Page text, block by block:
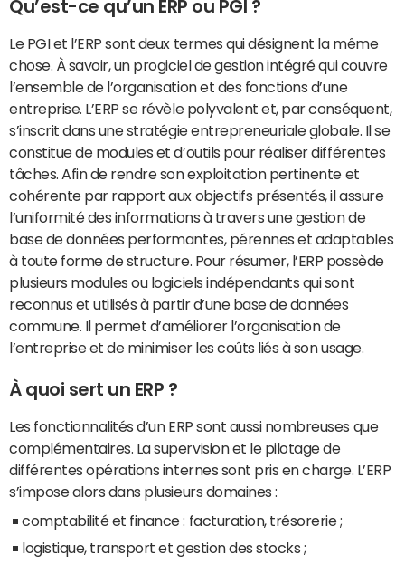
Qu’est-ce qu’un ERP ou PGI ?
Le PGI et l’ERP sont deux termes qui désignent la même
chose. À savoir, un progiciel de gestion intégré qui couvre
l’ensemble de l’organisation et des fonctions d’une
entreprise. L’ERP se révèle polyvalent et, par conséquent,
s’inscrit dans une stratégie entrepreneuriale globale. Il se
constitue de modules et d’outils pour réaliser différentes
tâches. Afin de rendre son exploitation pertinente et
cohérente par rapport aux objectifs présentés, il assure
l’uniformité des informations à travers une gestion de
base de données performantes, pérennes et adaptables
à toute forme de structure. Pour résumer, l’ERP possède
plusieurs modules ou logiciels indépendants qui sont
reconnus et utilisés à partir d’une base de données
commune. Il permet d’améliorer l’organisation de
l’entreprise et de minimiser les coûts liés à son usage.
À quoi sert un ERP ?
Les fonctionnalités d’un ERP sont aussi nombreuses que
complémentaires. La supervision et le pilotage de
différentes opérations internes sont pris en charge. L’ERP
s’impose alors dans plusieurs domaines :
comptabilité et finance : facturation, trésorerie ;
logistique, transport et gestion des stocks ;